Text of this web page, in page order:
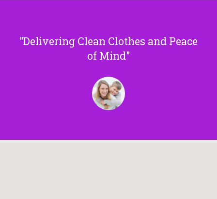
Delivering Clean Clothes and Peace
of Mind